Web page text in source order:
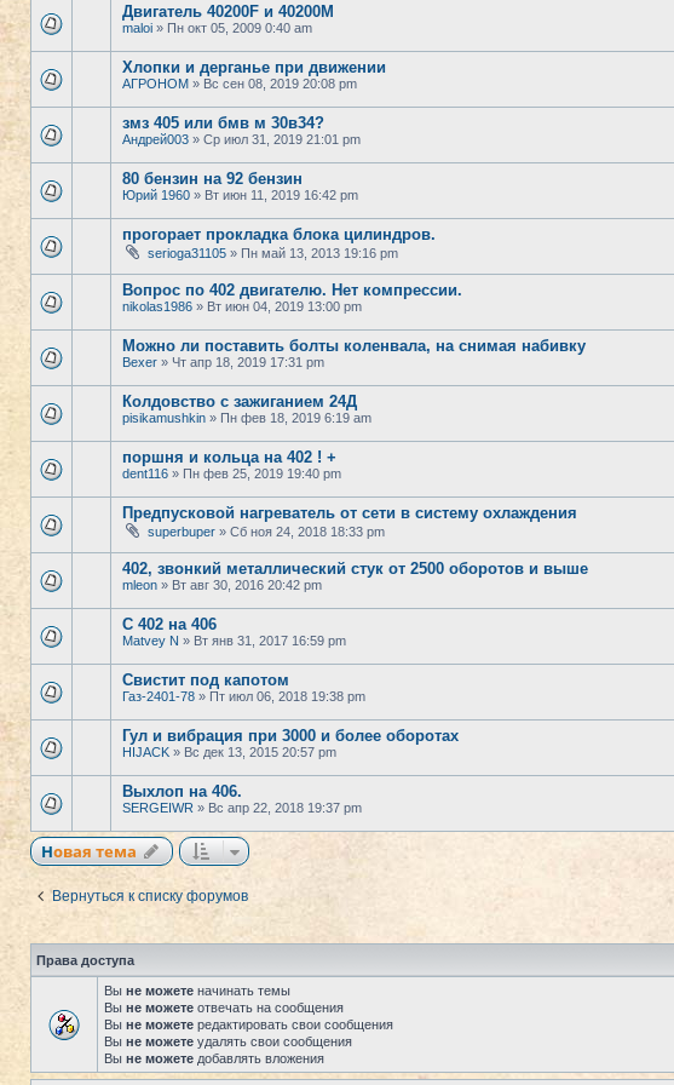
Двигатель 40200F и 40200M
maloi » Пн окт 05, 2009 0:40 am
Хлопки и дерганье при движении
АГРОНОМ » Вс сен 08, 2019 20:08 pm
змз 405 или бмв м 30в34?
Андрей003 » Ср июл 31, 2019 21:01 pm
80 бензин на 92 бензин
Юрий 1960 » Вт июн 11, 2019 16:42 pm
прогорает прокладка блока цилиндров.
serioga31105 » Пн май 13, 2013 19:16 pm
Вопрос по 402 двигателю. Нет компрессии.
nikolas1986 » Вт июн 04, 2019 13:00 pm
Можно ли поставить болты коленвала, на снимая набивку
Bexer » Чт апр 18, 2019 17:31 pm
Колдовство с зажиганием 24Д
pisikamushkin » Пн фев 18, 2019 6:19 am
поршня и кольца на 402 ! +
dent116 » Пн фев 25, 2019 19:40 pm
Предпусковой нагреватель от сети в систему охлаждения
superbuper » Сб ноя 24, 2018 18:33 pm
402, звонкий металлический стук от 2500 оборотов и выше
mleon » Вт авг 30, 2016 20:42 pm
С 402 на 406
Matvey N » Вт янв 31, 2017 16:59 pm
Свистит под капотом
Газ-2401-78 » Пт июл 06, 2018 19:38 pm
Гул и вибрация при 3000 и более оборотах
HIJACK » Вс дек 13, 2015 20:57 pm
Выхлоп на 406.
SERGEIWR » Вс апр 22, 2018 19:37 pm
Новая тема
Вернуться к списку форумов
Права доступа
Вы не можете начинать темы
Вы не можете отвечать на сообщения
Вы не можете редактировать свои сообщения
Вы не можете удалять свои сообщения
Вы не можете добавлять вложения